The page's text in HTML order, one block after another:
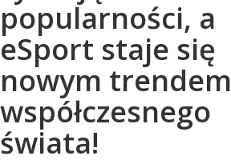
popularności, a
eSport staje się
nowym trendem
współczesnego
świata!